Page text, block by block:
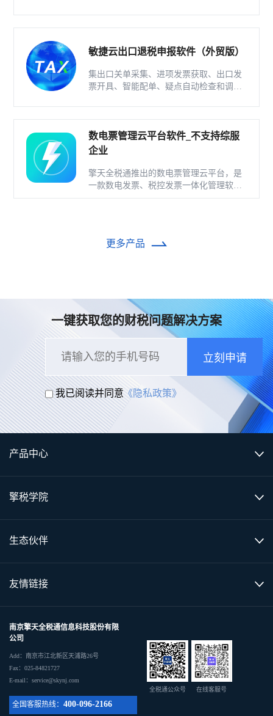
敏捷云出口退税申报软件（外贸版）
集出口关单采集、进项发票获取、出口发
票开具、智能配单、疑点自动检查和调整
数电票管理云平台软件_不支持综服
企业
擎天全税通推出的数电票管理云平台，是
一款数电发票、税控发票一体化管理软
件，基于云识别、自动解析等技术，通过
更多产品
一键获取您的财税问题解决方案
立刻申请
我已阅读并同意《隐私政策》
产品中心
擎税学院
生态伙伴
友情链接
南京擎天全税通信息科技股份有限
公司
Add：南京市江北新区天浦路26号
Fax：025-84821727
E-mail：service@skynj.com
全国客服热线： 400-096-2166
全税通公众号 在线客服号